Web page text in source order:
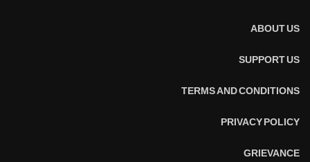
ABOUT US
SUPPORT US
TERMS AND CONDITIONS
PRIVACY POLICY
GRIEVANCE